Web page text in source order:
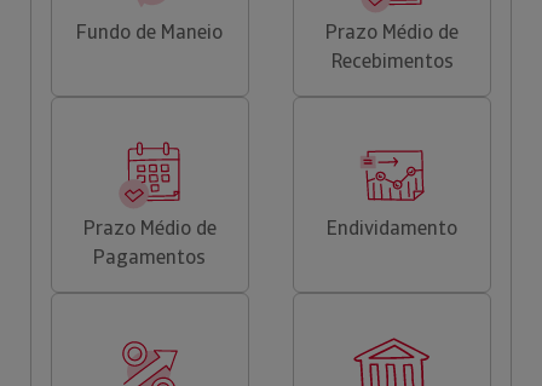
Fundo de Maneio
Prazo Médio de
Recebimentos
Prazo Médio de
Pagamentos
Endividamento